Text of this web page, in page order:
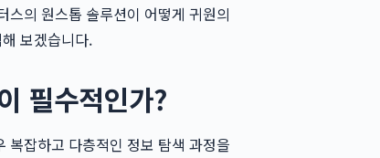
스의 원스톱 솔루션이 어떻게 귀원의
보겠습니다.
필수적인가?
복잡하고 다층적인 정보 탐색 과정을